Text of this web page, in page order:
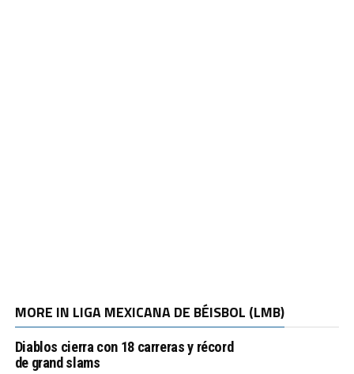
MORE IN LIGA MEXICANA DE BÉISBOL (LMB)
Diablos cierra con 18 carreras y récord
de grand slams